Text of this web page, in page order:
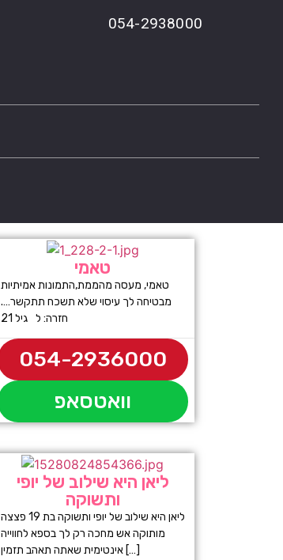
054-2938000
טאמי
טאמי, מעסה מהממת,התמונות אמיתיות
מבטיחה לך עיסוי שלא תשכח תתקשר….
054-2936000
וואטסאפ
ליאן היא שילוב של יופי
ותשוקה
ליאן היא שילוב של יופי ותשוקה בת 19 פצצה
מותוקה אש מחכה רק לך בספא לחווייה
אינטימית שאתה תאהב תזמין […]